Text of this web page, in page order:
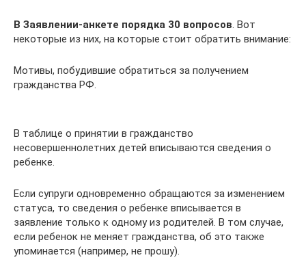
В Заявлении-анкете порядка 30 вопросов. Вот
некоторые из них, на которые стоит обратить внимание:
Мотивы, побудившие обратиться за получением
гражданства РФ.
В таблице о принятии в гражданство
несовершеннолетних детей вписываются сведения о
ребенке.
Если супруги одновременно обращаются за изменением
статуса, то сведения о ребенке вписывается в
заявление только к одному из родителей. В том случае,
если ребенок не меняет гражданства, об это также
упоминается (например, не прошу).